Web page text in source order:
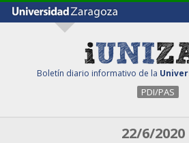
Boletín diario informativo de la
PDI/PAS
22/6/2020